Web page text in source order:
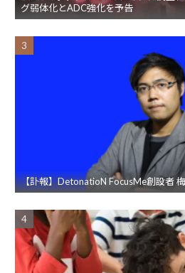
グ弱体化とADC強化を予告
【訃報】DetonatioN FocusMe創設者